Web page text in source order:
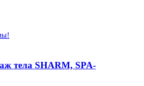
тела SHARM, SPA-